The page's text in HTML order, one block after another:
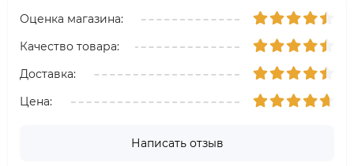
Оценка магазина:
Качество товара:
Доставка:
Цена:
Написать отзыв